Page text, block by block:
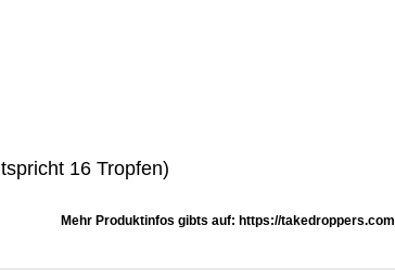
16 Tropfen)
Mehr Produktinfos gibts auf: https://takedroppers.com